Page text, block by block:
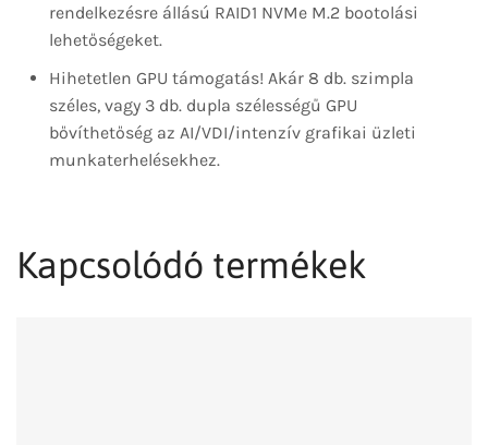
rendelkezésre állású RAID1 NVMe M.2 bootolási
lehetőségeket.
Hihetetlen GPU támogatás! Akár 8 db. szimpla
széles, vagy 3 db. dupla szélességű GPU
bővíthetőség az AI/VDI/intenzív grafikai üzleti
munkaterhelésekhez.
Kapcsolódó termékek